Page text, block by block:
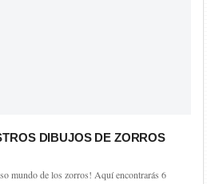
DIBUJOS DE ZORROS
mundo de los zorros! Aquí encontrarás 6